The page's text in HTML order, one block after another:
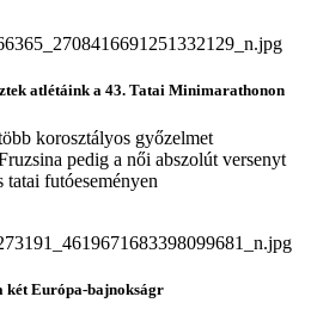
atlétáink a 43. Tatai Minimarathonon
korosztályos győzelmet
pedig a női abszolút versenyt
tatai futóeseményen
két Európa-bajnokságr